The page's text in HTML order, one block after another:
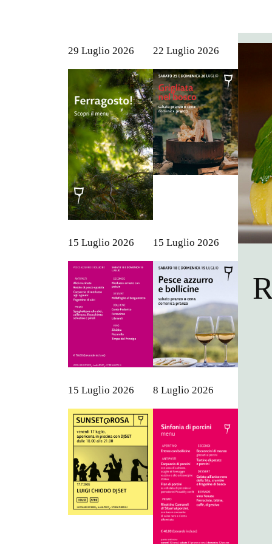
29 Luglio 2026 22 Luglio 2026
15 Luglio 2026 15 Luglio 2026
15 Luglio 2026 8 Luglio 2026